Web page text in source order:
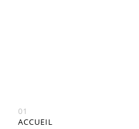
01
ACCUEIL